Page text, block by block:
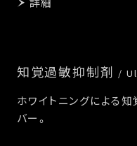
知覚過敏抑制剤 /
ホワイトニングによる
バー。